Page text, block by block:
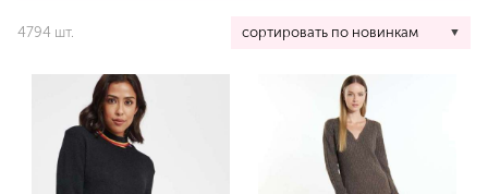
4794 шт. сортировать по новинкам